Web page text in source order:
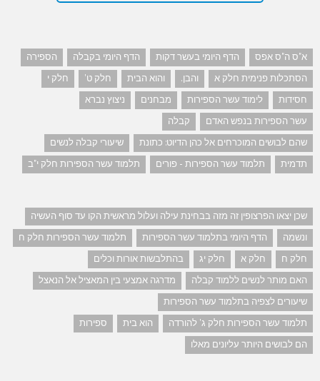
א"ס ה"ס אפס הדף היומי בעשר דקות הדף היומי בקבלה
הספירה
הסתכלות פנימית חלק א
והבן. והוא הבית חלק ט'
חלק י
חסידות
לימוד עשר הספירות מבחנים
ניצוץ נברא
עשר הספירות בנפש האדם
קבלה
שהם לבושים המוכרחים אל כהן הדיוט: כתונת
שיעורי קבלה לנשים
תדמית
תלמוד עשר הספירות - פורים תלמוד עשר הספירות חלק י"ב
שכן יצאו הפרצופין זה מזה בבחינת עילה ועלול מראשית הקו עד סוף העשיה
ונשמה
הדף היומי בתלמוד עשר הספירות
תלמוד עשר הספירות חלק ח
חלק ח
חלק א חלק יג
בהתלבשות אורות וכלים
האם מותר לנשים ללמוד קבלה
מדרגה אמצעי בין המאציל אל הנאצל
שיעורים לצפיה בתלמוד עשר הספירות
תלמוד עשר הספירות חלק ג' להורדה
הוא בית
ספירות
הם לבושים היותר עליונים מאלו